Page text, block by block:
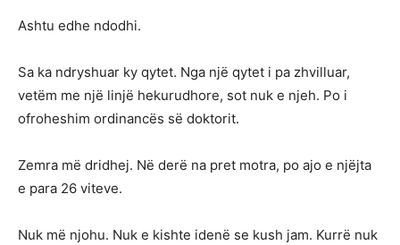
Ashtu edhe ndodhi.
Sa ka ndryshuar ky qytet. Nga një qytet i pa zhvilluar,
vetëm me një linjë hekurudhore, sot nuk e njeh. Po i
ofroheshim ordinancës së doktorit.
Zemra më dridhej. Në derë na pret motra, po ajo e njëjta
e para 26 viteve.
Nuk më njohu. Nuk e kishte idenë se kush jam. Kurrë nuk